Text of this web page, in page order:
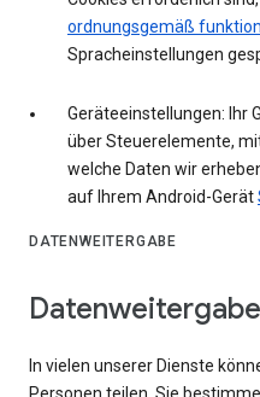
ordnungsgemäß
Spracheinstellungen
Geräteeinstellungen: Ihr
über Steuerelemente,
welche Daten wir
auf Ihrem Android-Gerät
DATENWEITERGABE
In vielen unserer Dienste